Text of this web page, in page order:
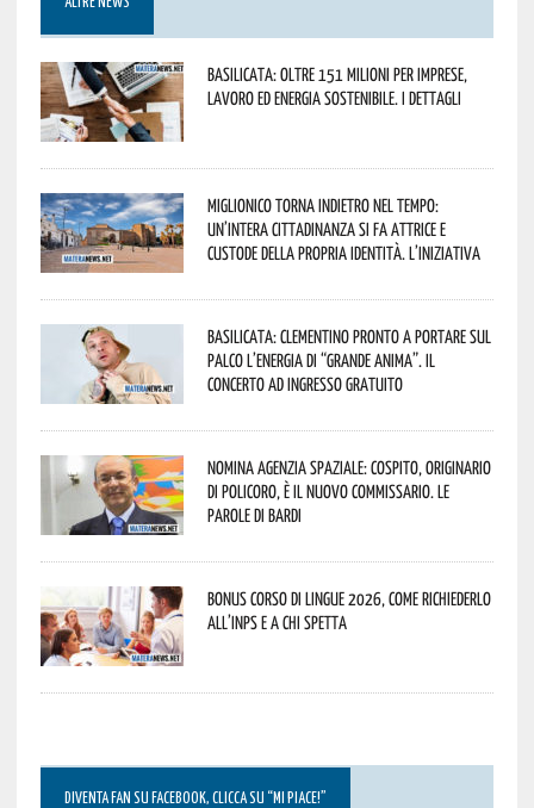
Basilicata: oltre 151 milioni per imprese,
lavoro ed energia sostenibile. I dettagli
Miglionico torna indietro nel tempo:
un’intera cittadinanza si fa attrice e
custode della propria identità. L’iniziativa
Basilicata: Clementino pronto a portare sul
palco l’energia di “Grande Anima”. Il
concerto ad ingresso gratuito
Nomina Agenzia Spaziale: Cospito, originario
di Policoro, è il nuovo commissario. Le
parole di Bardi
Bonus corso di lingue 2026, come richiederlo
all’INPS e a chi spetta
DIVENTA FAN SU FACEBOOK, CLICCA SU “MI PIACE!”